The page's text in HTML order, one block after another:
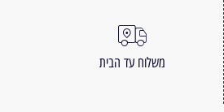
משלוח עד הבית